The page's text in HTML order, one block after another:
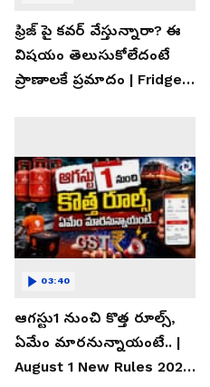
ఫ్రిజ్ పై కవర్ వేస్తున్నారా? ఈ
విషయం తెలుసుకోలేదంటే
ప్రాణాలకే ప్రమాదం | Fridge
ఆగస్టు1 నుంచి కొత్త రూల్స్,
ఏమేం మారనున్నాయంటే.. |
August 1 New Rules 2026
03:40